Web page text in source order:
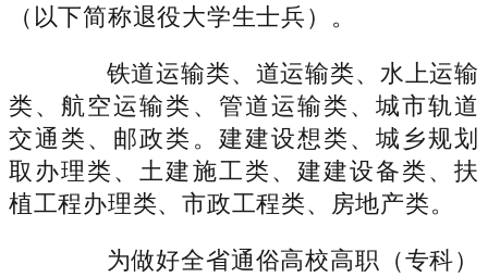
（以下简称退役大学生士兵）。
铁道运输类、道运输类、水上运输
类、航空运输类、管道运输类、城市轨道
交通类、邮政类。建建设想类、城乡规划
取办理类、土建施工类、建建设备类、扶
植工程办理类、市政工程类、房地产类。
为做好全省通俗高校高职（专科）